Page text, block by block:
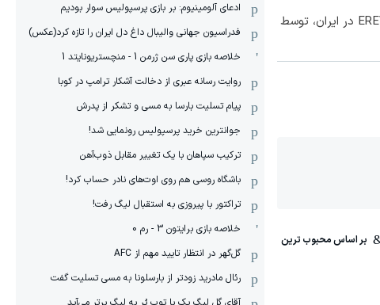
لوکس‌ترین شاسی‌بلند EREV در ایران، توسط
ادعای آلومینیوم: بر بازی پرسپولیس سوار بودیم
فدراسیون جهانی والیبال داغ دل ایران را تازه کرد(عکس)
خلاصه بازی پاری سن ژرمن 1 - منچستریونایتد 1
روایت رسانه عبری از دخالت آشکار ترامپ در کوبا
پیام تسلیت بارسا به مسی و تشکر از پدرش
جوانترین خرید پرسپولیس رونمایی شد!
ترکیب سپاهان با یک تغییر مقابل ذوب‌آهن
باشگاه روسی هم روی اوت‌های نادر حساب کرد!
تراکتور با پیروزی به استقبال لیگ رفت!
خلاصه بازی برایتون 3 - رم 0
گل‌گهر در انتظار تایید مهم از ‌AFC
رئال مادرید زودتر از بارسلونا به مسی تسلیت گفت